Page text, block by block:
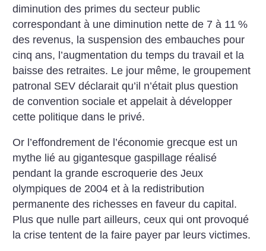
diminution des primes du secteur public
correspondant à une diminution nette de 7 à 11 %
des revenus, la suspension des embauches pour
cinq ans, l’augmentation du temps du travail et la
baisse des retraites. Le jour même, le groupement
patronal SEV déclarait qu’il n’était plus question
de convention sociale et appelait à développer
cette politique dans le privé.
Or l’effondrement de l’économie grecque est un
mythe lié au gigantesque gaspillage réalisé
pendant la grande escroquerie des Jeux
olympiques de 2004 et à la redistribution
permanente des richesses en faveur du capital.
Plus que nulle part ailleurs, ceux qui ont provoqué
la crise tentent de la faire payer par leurs victimes.